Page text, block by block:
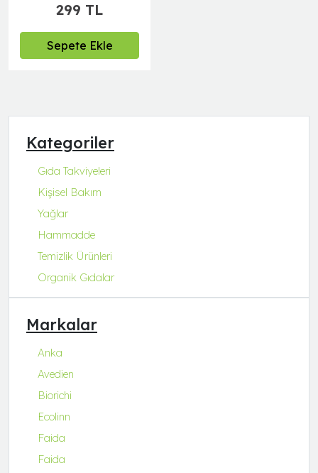
Kategoriler
Gıda Takviyeleri
Kişisel Bakım
Yağlar
Hammadde
Temizlik Ürünleri
Organik Gıdalar
Markalar
Anka
Avedien
Biorichi
Ecolinn
Faida
Faida
299 TL
Sepete Ekle